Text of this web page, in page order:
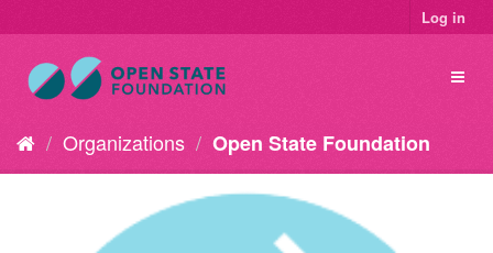
Log in
Organizations Open State Foundation